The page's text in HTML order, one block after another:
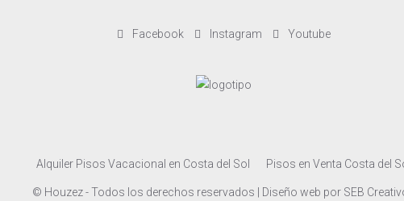
Facebook Instagram Youtube
Alquiler Pisos Vacacional en Costa del Sol Pisos en Venta Costa del
© Houzez - Todos los derechos reservados | Diseño web por SEB